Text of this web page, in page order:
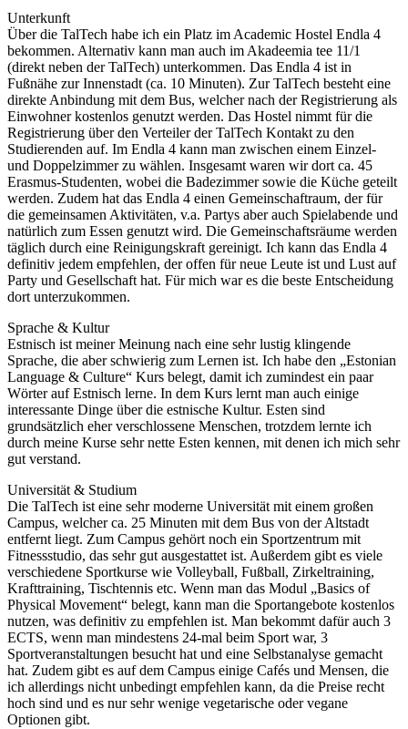
Unterkunft
Über die TalTech habe ich ein Platz im Academic Hostel Endla 4
bekommen. Alternativ kann man auch im Akadeemia tee 11/1
(direkt neben der TalTech) unterkommen. Das Endla 4 ist in
Fußnähe zur Innenstadt (ca. 10 Minuten). Zur TalTech besteht eine
direkte Anbindung mit dem Bus, welcher nach der Registrierung als
Einwohner kostenlos genutzt werden. Das Hostel nimmt für die
Registrierung über den Verteiler der TalTech Kontakt zu den
Studierenden auf. Im Endla 4 kann man zwischen einem Einzel-
und Doppelzimmer zu wählen. Insgesamt waren wir dort ca. 45
Erasmus-Studenten, wobei die Badezimmer sowie die Küche geteilt
werden. Zudem hat das Endla 4 einen Gemeinschaftraum, der für
die gemeinsamen Aktivitäten, v.a. Partys aber auch Spielabende und
natürlich zum Essen genutzt wird. Die Gemeinschaftsräume werden
täglich durch eine Reinigungskraft gereinigt. Ich kann das Endla 4
definitiv jedem empfehlen, der offen für neue Leute ist und Lust auf
Party und Gesellschaft hat. Für mich war es die beste Entscheidung
dort unterzukommen.
Sprache & Kultur
Estnisch ist meiner Meinung nach eine sehr lustig klingende
Sprache, die aber schwierig zum Lernen ist. Ich habe den „Estonian
Language & Culture“ Kurs belegt, damit ich zumindest ein paar
Wörter auf Estnisch lerne. In dem Kurs lernt man auch einige
interessante Dinge über die estnische Kultur. Esten sind
grundsätzlich eher verschlossene Menschen, trotzdem lernte ich
durch meine Kurse sehr nette Esten kennen, mit denen ich mich sehr
gut verstand.
Universität & Studium
Die TalTech ist eine sehr moderne Universität mit einem großen
Campus, welcher ca. 25 Minuten mit dem Bus von der Altstadt
entfernt liegt. Zum Campus gehört noch ein Sportzentrum mit
Fitnessstudio, das sehr gut ausgestattet ist. Außerdem gibt es viele
verschiedene Sportkurse wie Volleyball, Fußball, Zirkeltraining,
Krafttraining, Tischtennis etc. Wenn man das Modul „Basics of
Physical Movement“ belegt, kann man die Sportangebote kostenlos
nutzen, was definitiv zu empfehlen ist. Man bekommt dafür auch 3
ECTS, wenn man mindestens 24-mal beim Sport war, 3
Sportveranstaltungen besucht hat und eine Selbstanalyse gemacht
hat. Zudem gibt es auf dem Campus einige Cafés und Mensen, die
ich allerdings nicht unbedingt empfehlen kann, da die Preise recht
hoch sind und es nur sehr wenige vegetarische oder vegane
Optionen gibt.